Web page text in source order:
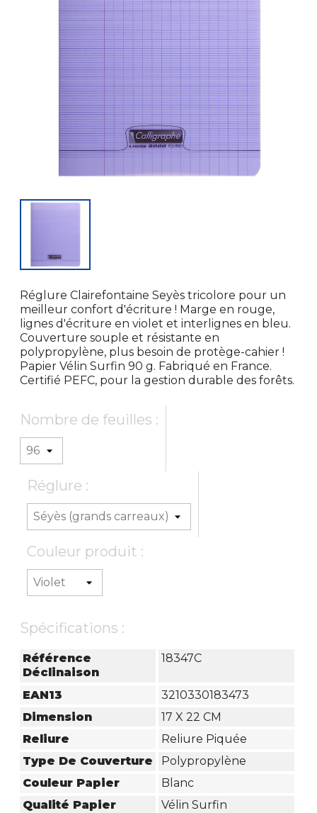
Réglure Clairefontaine Seyès tricolore pour un
meilleur confort d'écriture ! Marge en rouge,
lignes d'écriture en violet et interlignes en bleu.
Couverture souple et résistante en
polypropylène, plus besoin de protège-cahier !
Papier Vélin Surfin 90 g. Fabriqué en France.
Certifié PEFC, pour la gestion durable des forêts.
Nombre de feuilles :
Réglure :
Couleur produit :
Spécifications :
Référence
Déclinaison
18347C
EAN13
3210330183473
Dimension
17 X 22 CM
Reliure
Reliure Piquée
Type De Couverture
Polypropylène
Couleur Papier
Blanc
Qualité Papier
Vélin Surfin